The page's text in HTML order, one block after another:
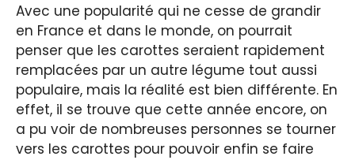
Avec une popularité qui ne cesse de grandir
en France et dans le monde, on pourrait
penser que les carottes seraient rapidement
remplacées par un autre légume tout aussi
populaire, mais la réalité est bien différente. En
effet, il se trouve que cette année encore, on
a pu voir de nombreuses personnes se tourner
vers les carottes pour pouvoir enfin se faire